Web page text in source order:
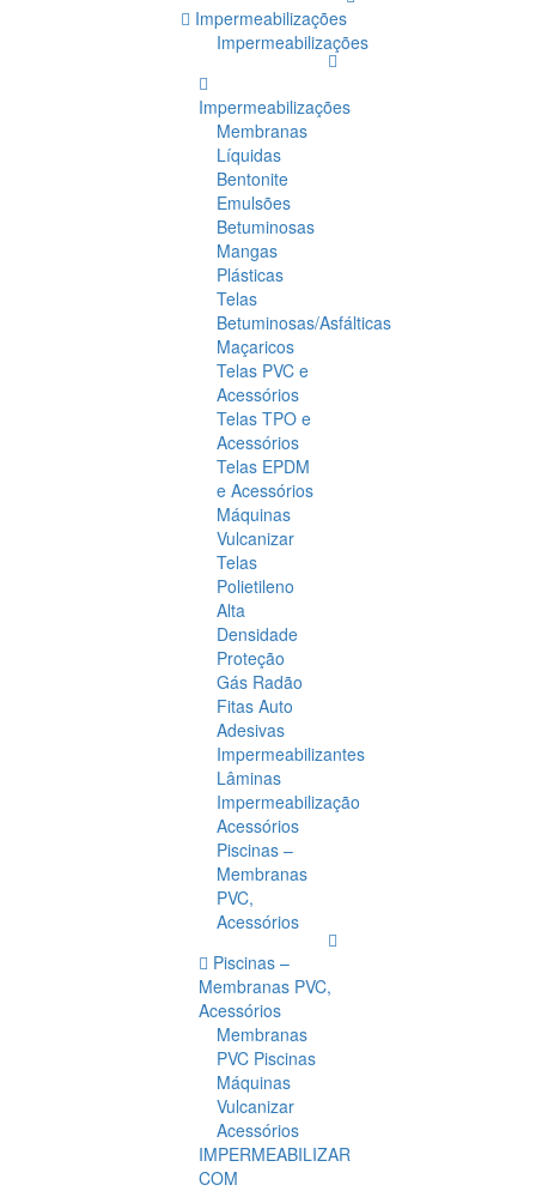
Impermeabilizações
Impermeabilizações
Impermeabilizações
Membranas
Líquidas
Bentonite
Emulsões
Betuminosas
Mangas
Plásticas
Telas
Betuminosas/Asfálticas
Maçaricos
Telas PVC e
Acessórios
Telas TPO e
Acessórios
Telas EPDM
e Acessórios
Máquinas
Vulcanizar
Telas
Polietileno
Alta
Densidade
Proteção
Gás Radão
Fitas Auto
Adesivas
Impermeabilizantes
Lâminas
Impermeabilização
Acessórios
Piscinas –
Membranas
PVC,
Acessórios
Piscinas –
Membranas PVC,
Acessórios
Membranas
PVC Piscinas
Máquinas
Vulcanizar
Acessórios
IMPERMEABILIZAR
COM